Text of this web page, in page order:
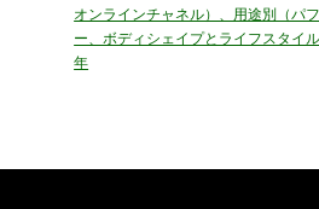
オンラインチャネル）、用途別（パ
ー、ボディシェイプとライフスタイ
年